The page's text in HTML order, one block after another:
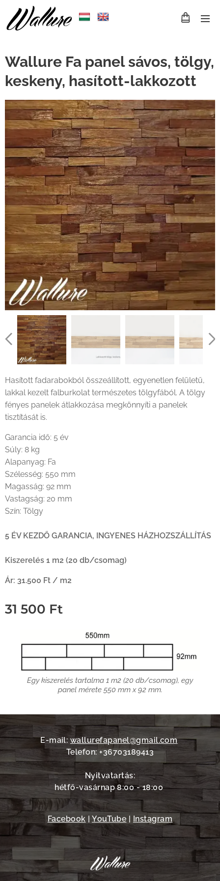
Wallure Fa panel sávos, tölgy,
keskeny, hasított-lakkozott
Hasított fadarabokból összeállított, egyenetlen felületű,
lakkal kezelt falburkolat természetes tölgyfából. A tölgy
fényes panelek átlakkozása megkönnyíti a panelek
tisztítását is.
Garancia idő: 5 év
Súly: 8 kg
Alapanyag: Fa
Szélesség: 550 mm
Magasság: 92 mm
Vastagság: 20 mm
Szín: Tölgy
5 ÉV KEZDŐ GARANCIA, INGYENES HÁZHOZSZÁLLÍTÁS
Kiszerelés 1 m2 (20 db/csomag)
Ár: 31.500 Ft / m2
31 500 Ft
Egy kiszerelés tartalma 1 m2 (20 db/csomag), egy
panel mérete 550 mm x 92 mm.
E-mail: wallurefapanel@gmail.com
Telefon: +36703189413
Nyitvatartás:
hétfő-vasárnap 8:00 - 18:00
Facebook |YouTube | Instagram